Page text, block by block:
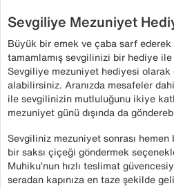
Sevgiliye Mezuniyet
Büyük bir emek ve çaba sarf ederek
tamamlamış sevgilinizi bir hediye
Sevgiliye mezuniyet hediyesi
alabilirsiniz. Aranızda mesafeler
ile sevgilinizin mutluluğunu ikiye
mezuniyet günü dışında da
Sevgiliniz mezuniyet sonrası
bir saksı çiçeği göndermek
Muhiku’nun hızlı teslimat
seradan kapınıza en taze şekilde